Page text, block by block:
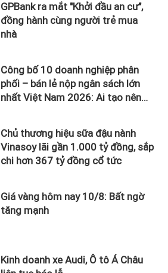
GPBank ra mắt "Khởi đầu an cư",
đồng hành cùng người trẻ mua
nhà
Công bố 10 doanh nghiệp phân
phối – bán lẻ nộp ngân sách lớn
nhất Việt Nam 2026: Ai tạo nên
Chủ thương hiệu sữa đậu nành
Vinasoy lãi gần 1.000 tỷ đồng, sắp
chi hơn 367 tỷ đồng cổ tức
Giá vàng hôm nay 10/8: Bất ngờ
tăng mạnh
Kinh doanh xe Audi, Ô tô Á Châu